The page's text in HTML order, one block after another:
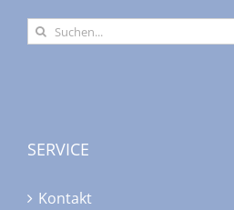
Suche
nach:
SERVICE
Kontakt